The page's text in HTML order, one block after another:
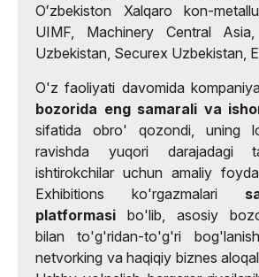
Oʻzbekiston Xalqaro kon-
UIMF, Machinery Central Asia,
Uzbekistan, Securex Uzbekistan,
O'z faoliyati davomida kompaniya
bozorida eng samarali va
sifatida obro' qozondi, uning
ravishda yuqori darajadagi
ishtirokchilar uchun amaliy
Exhibitions ko'rgazmalari
platformasi bo'lib, asosiy
bilan to'g'ridan-to'g'ri
netvorking va haqiqiy biznes